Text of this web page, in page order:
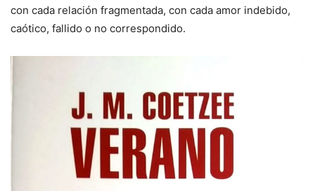
con cada relación fragmentada, con cada amor indebido,
caótico, fallido o no correspondido.